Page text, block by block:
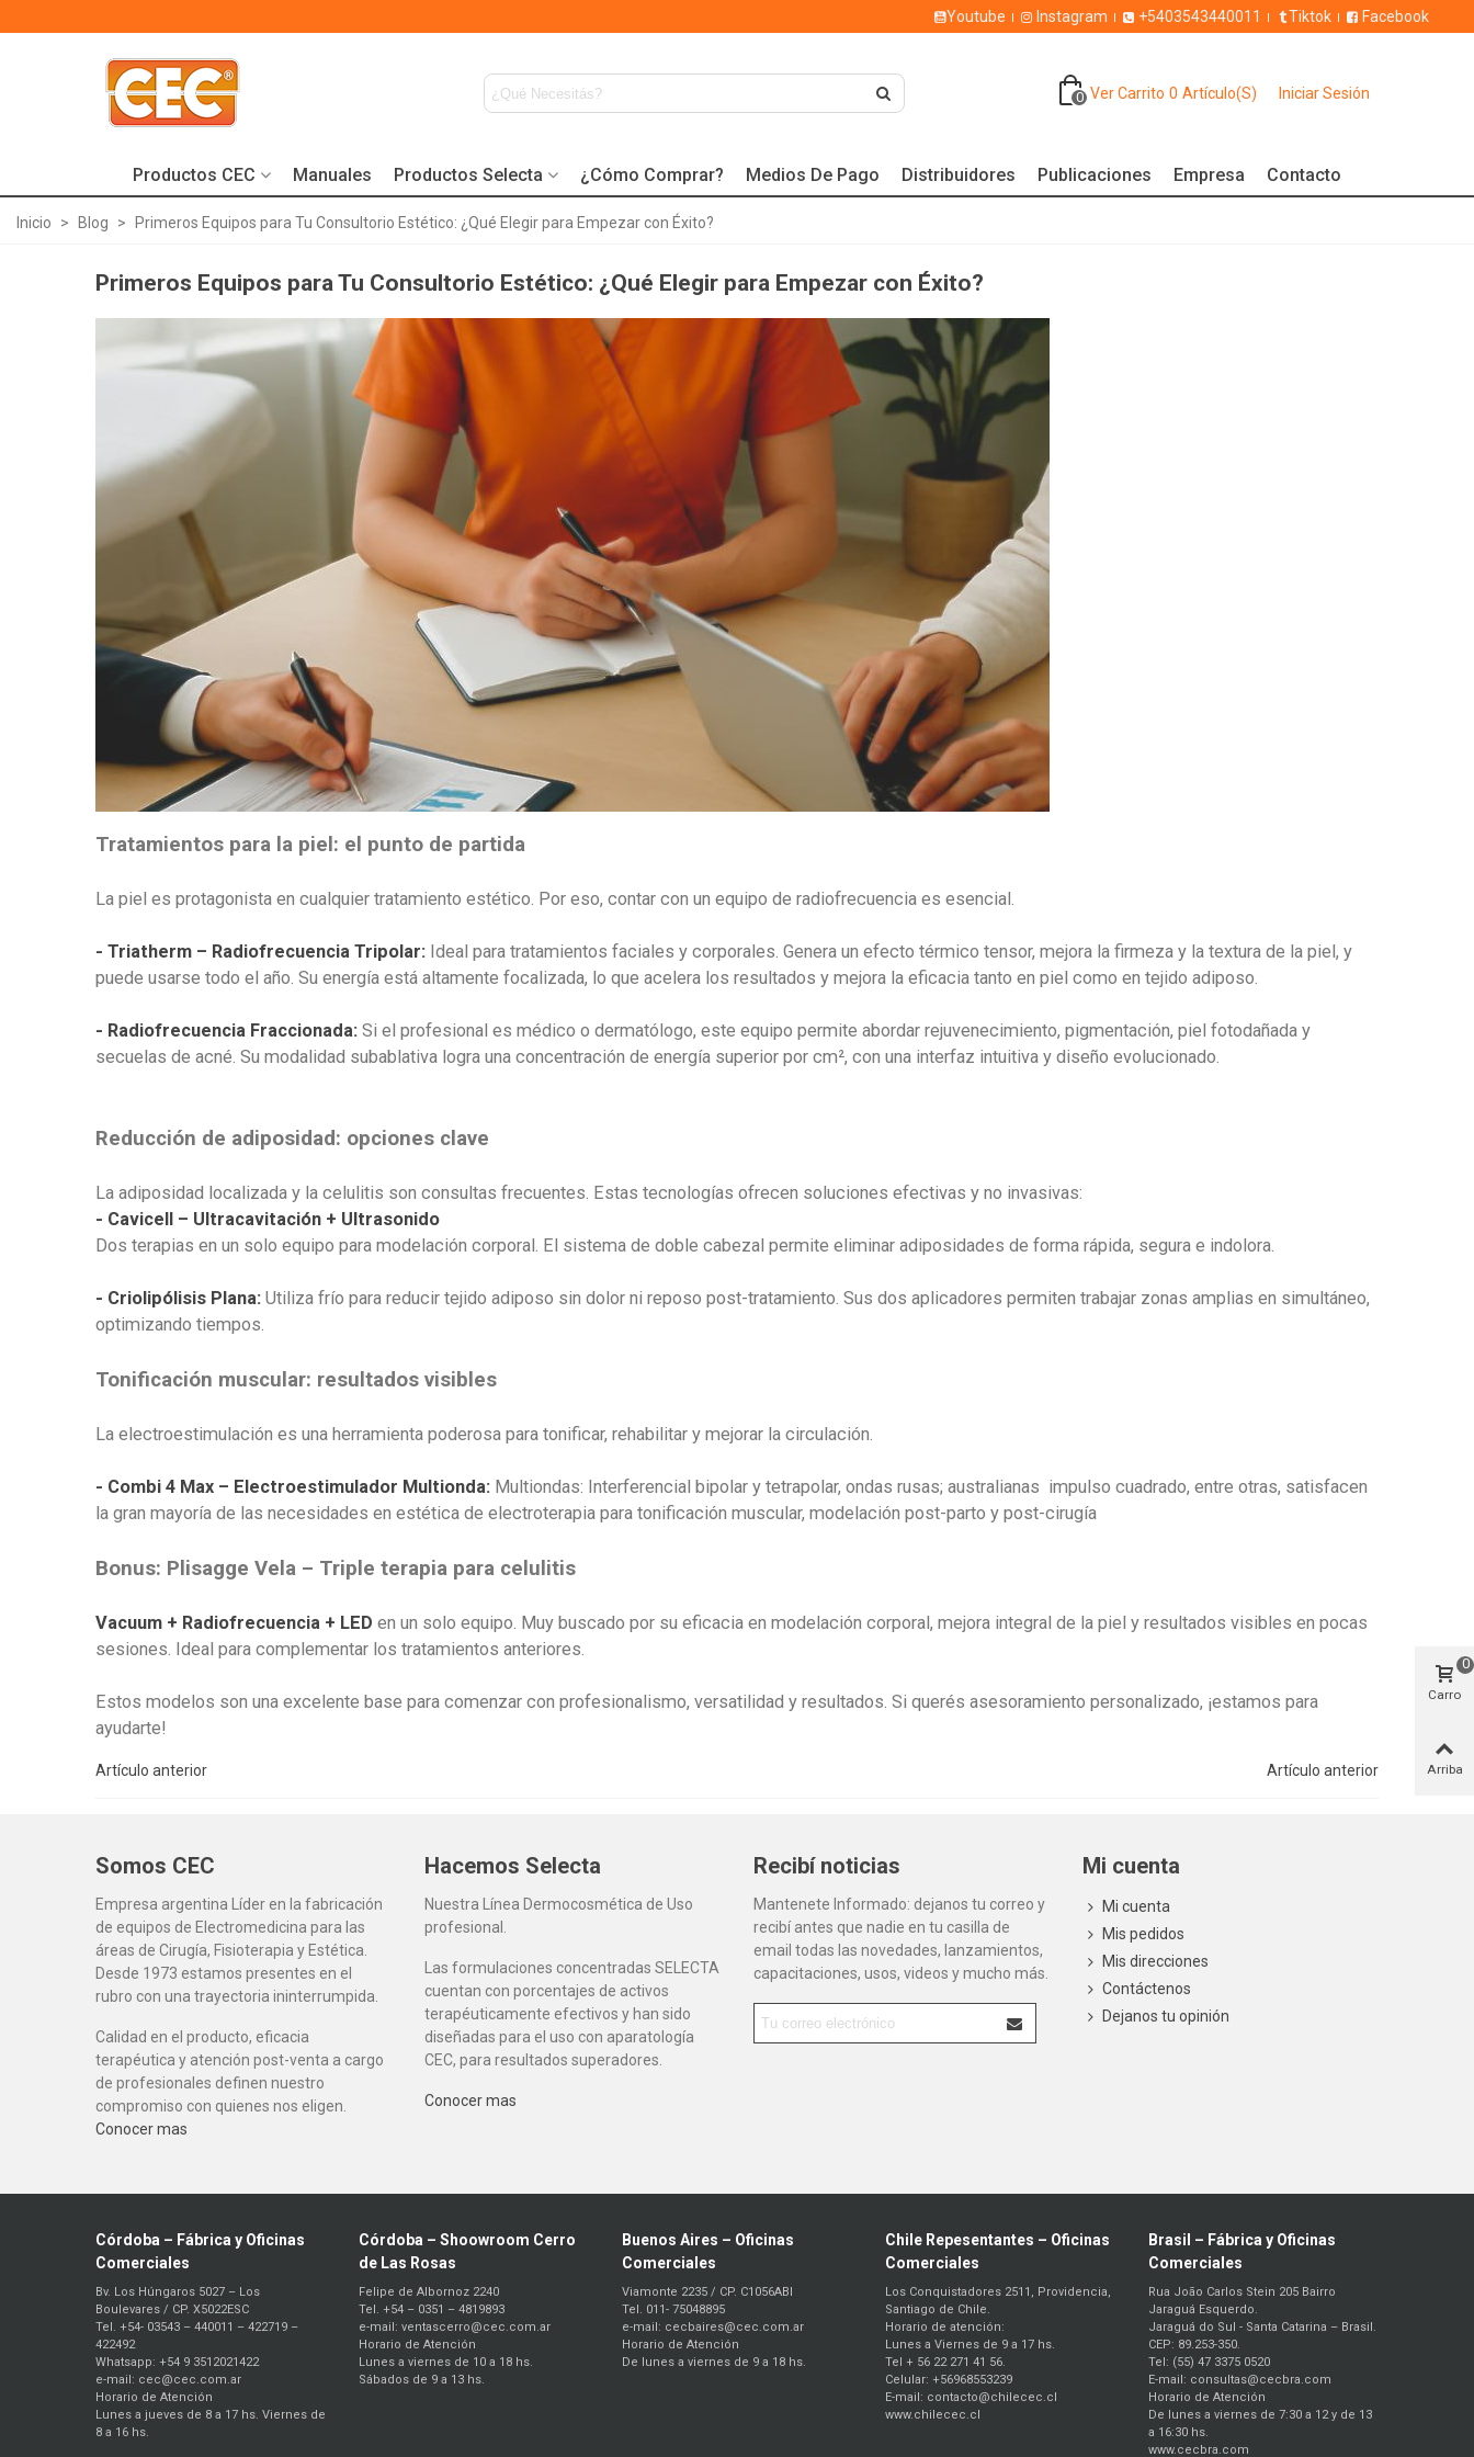
Youtube Instagram +5403543440011 Tiktok Facebook
0 Ver Carrito 0 Artículo(s) Iniciar Sesión
Productos CEC Manuales Productos Selecta ¿Cómo Comprar? Medios De Pago Distribuidores Publicaciones Empresa Contacto
Inicio > Blog > Primeros Equipos para Tu Consultorio Estético: ¿Qué Elegir para Empezar con Éxito?
Primeros Equipos para Tu Consultorio Estético: ¿Qué Elegir para Empezar con Éxito?
Tratamientos para la piel: el punto de partida
La piel es protagonista en cualquier tratamiento estético. Por eso, contar con un equipo de radiofrecuencia es esencial.
- Triatherm – Radiofrecuencia Tripolar: Ideal para tratamientos faciales y corporales. Genera un efecto térmico tensor, mejora la firmeza y la textura de la piel, y
puede usarse todo el año. Su energía está altamente focalizada, lo que acelera los resultados y mejora la eficacia tanto en piel como en tejido adiposo.
- Radiofrecuencia Fraccionada: Si el profesional es médico o dermatólogo, este equipo permite abordar rejuvenecimiento, pigmentación, piel fotodañada y
secuelas de acné. Su modalidad subablativa logra una concentración de energía superior por cm², con una interfaz intuitiva y diseño evolucionado.
Reducción de adiposidad: opciones clave
La adiposidad localizada y la celulitis son consultas frecuentes. Estas tecnologías ofrecen soluciones efectivas y no invasivas:
- Cavicell – Ultracavitación + Ultrasonido
Dos terapias en un solo equipo para modelación corporal. El sistema de doble cabezal permite eliminar adiposidades de forma rápida, segura e indolora.
- Criolipólisis Plana: Utiliza frío para reducir tejido adiposo sin dolor ni reposo post-tratamiento. Sus dos aplicadores permiten trabajar zonas amplias en simultáneo,
optimizando tiempos.
Tonificación muscular: resultados visibles
La electroestimulación es una herramienta poderosa para tonificar, rehabilitar y mejorar la circulación.
- Combi 4 Max – Electroestimulador Multionda: Multiondas: Interferencial bipolar y tetrapolar, ondas rusas; australianas impulso cuadrado, entre otras, satisfacen
la gran mayoría de las necesidades en estética de electroterapia para tonificación muscular, modelación post-parto y post-cirugía
Bonus: Plisagge Vela – Triple terapia para celulitis
Vacuum + Radiofrecuencia + LED en un solo equipo. Muy buscado por su eficacia en modelación corporal, mejora integral de la piel y resultados visibles en pocas
sesiones. Ideal para complementar los tratamientos anteriores.
Estos modelos son una excelente base para comenzar con profesionalismo, versatilidad y resultados. Si querés asesoramiento personalizado, ¡estamos para
ayudarte!
Artículo anterior Artículo anterior
Somos CEC
Empresa argentina Líder en la fabricación
de equipos de Electromedicina para las
áreas de Cirugía, Fisioterapia y Estética.
Desde 1973 estamos presentes en el
rubro con una trayectoria ininterrumpida.
Calidad en el producto, eficacia
terapéutica y atención post-venta a cargo
de profesionales definen nuestro
compromiso con quienes nos eligen.
Conocer mas
Hacemos Selecta
Nuestra Línea Dermocosmética de Uso
profesional.
Las formulaciones concentradas SELECTA
cuentan con porcentajes de activos
terapéuticamente efectivos y han sido
diseñadas para el uso con aparatología
CEC, para resultados superadores.
Conocer mas
Recibí noticias
Mantenete Informado: dejanos tu correo y
recibí antes que nadie en tu casilla de
email todas las novedades, lanzamientos,
capacitaciones, usos, videos y mucho más.
Mi cuenta
Mi cuenta
Mis pedidos
Mis direcciones
Contáctenos
Dejanos tu opinión
Córdoba – Fábrica y Oficinas
Comerciales
Bv. Los Húngaros 5027 – Los
Boulevares / CP. X5022ESC
Tel. +54- 03543 – 440011 – 422719 –
422492
Whatsapp: +54 9 3512021422
e-mail: cec@cec.com.ar
Horario de Atención
Lunes a jueves de 8 a 17 hs. Viernes de
8 a 16 hs.
Córdoba – Shoowroom Cerro
de Las Rosas
Felipe de Albornoz 2240
Tel. +54 – 0351 – 4819893
e-mail: ventascerro@cec.com.ar
Horario de Atención
Lunes a viernes de 10 a 18 hs.
Sábados de 9 a 13 hs.
Buenos Aires – Oficinas
Comerciales
Viamonte 2235 / CP. C1056ABI
Tel. 011- 75048895
e-mail: cecbaires@cec.com.ar
Horario de Atención
De lunes a viernes de 9 a 18 hs.
Chile Repesentantes – Oficinas
Comerciales
Los Conquistadores 2511, Providencia,
Santiago de Chile.
Horario de atención:
Lunes a Viernes de 9 a 17 hs.
Tel + 56 22 271 41 56.
Celular: +56968553239
E-mail: contacto@chilecec.cl
www.chilecec.cl
Brasil – Fábrica y Oficinas
Comerciales
Rua João Carlos Stein 205 Bairro
Jaraguá Esquerdo.
Jaraguá do Sul - Santa Catarina – Brasil.
CEP: 89.253-350.
Tel: (55) 47 3375 0520
E-mail: consultas@cecbra.com
Horario de Atención
De lunes a viernes de 7:30 a 12 y de 13
a 16:30 hs.
www.cecbra.com
Carro
0
Arriba